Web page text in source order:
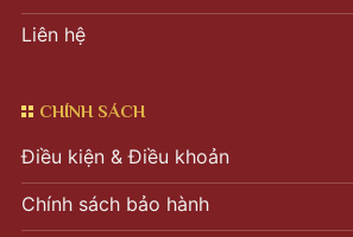
Liên hệ
CHÍNH SÁCH
Điều kiện & Điều khoản
Chính sách bảo hành